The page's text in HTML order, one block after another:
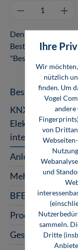
Produkt
Den Download
Bestellabschluss
"Bestellungen".
Beschreibung
KNX
interessantes
Anleitung
BFE-Oldenburg
Produktart
Gesellenangebot
Ihre
Wir möchten,
nützlich
finden. Um
Vogel
andere
von
und
sammeln.
Dritte